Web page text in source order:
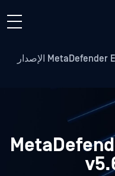
MetaDefender Email Security الإصدار